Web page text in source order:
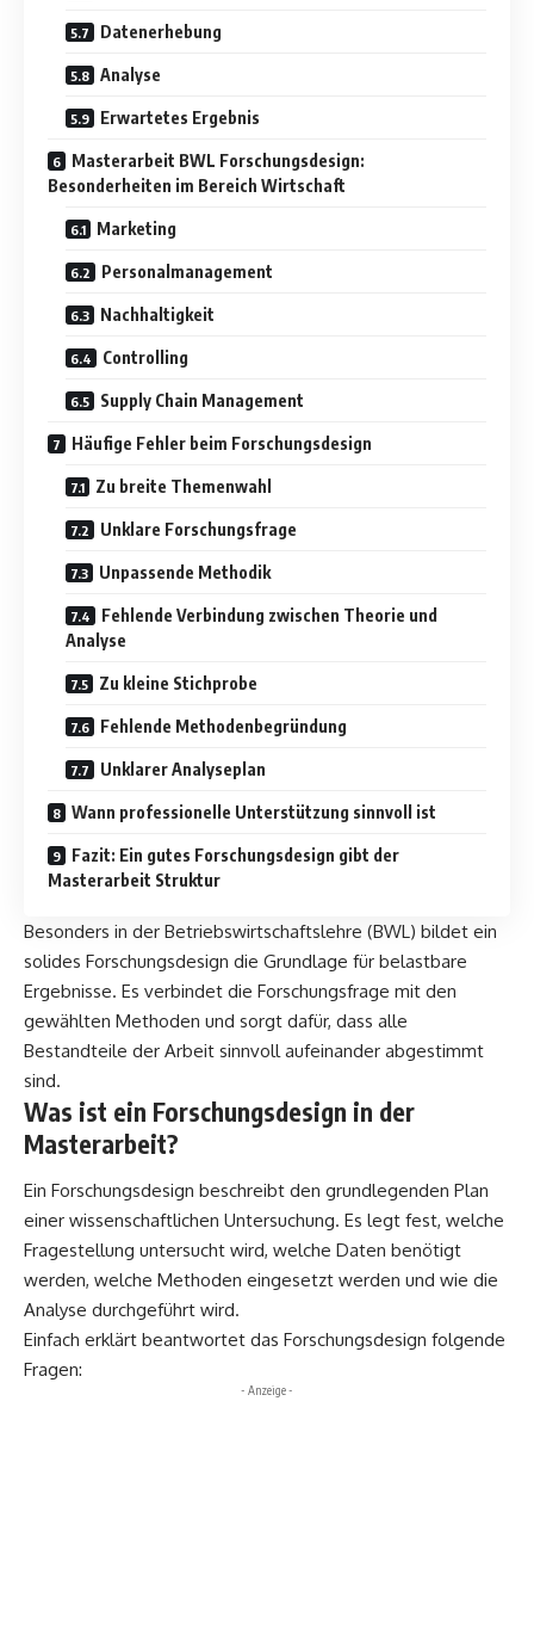
Datenerhebung
Analyse
Erwartetes Ergebnis
Masterarbeit BWL Forschungsdesign:
Besonderheiten im Bereich Wirtschaft
Marketing
Personalmanagement
Nachhaltigkeit
Controlling
Supply Chain Management
Häufige Fehler beim Forschungsdesign
Zu breite Themenwahl
Unklare Forschungsfrage
Unpassende Methodik
Fehlende Verbindung zwischen Theorie und
Analyse
Zu kleine Stichprobe
Fehlende Methodenbegründung
Unklarer Analyseplan
Wann professionelle Unterstützung sinnvoll ist
Fazit: Ein gutes Forschungsdesign gibt der
Masterarbeit Struktur
Besonders in der Betriebswirtschaftslehre (BWL) bildet ein
solides Forschungsdesign die Grundlage für belastbare
Ergebnisse. Es verbindet die Forschungsfrage mit den
gewählten Methoden und sorgt dafür, dass alle
Bestandteile der Arbeit sinnvoll aufeinander abgestimmt
sind.
Was ist ein Forschungsdesign in der
Masterarbeit?
Ein Forschungsdesign beschreibt den grundlegenden Plan
einer wissenschaftlichen Untersuchung. Es legt fest, welche
Fragestellung untersucht wird, welche Daten benötigt
werden, welche Methoden eingesetzt werden und wie die
Analyse durchgeführt wird.
Einfach erklärt beantwortet das Forschungsdesign folgende
Fragen:
- Anzeige -